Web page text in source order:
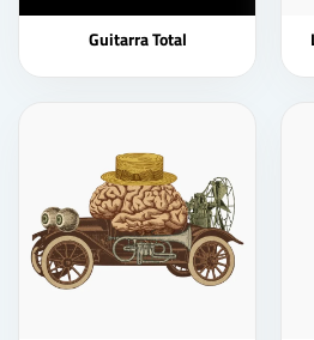
Guitarra Total